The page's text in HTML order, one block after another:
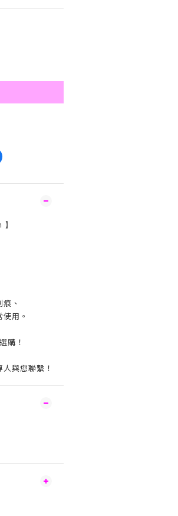
】
、
用。
購！
與您聯繫！